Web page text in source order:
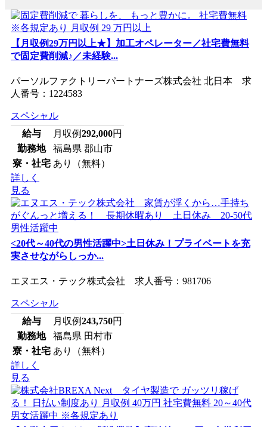
【月収例29万円以上★】加工オペレーター／社宅費無料
で固定費削減♪／未経験...
パーソルファクトリーパートナーズ株式会社 北日本 求
人番号：1224583
スペシャル
給与
月収例292,000円
勤務地
福島県 郡山市
寮・社宅 あり（無料）
詳しく
見る
<20代～40代の男性活躍中>土日休み！プライベートを充
実させながらしっか...
エヌエス・テック株式会社 求人番号：981706
スペシャル
給与
月収例243,750円
勤務地
福島県 田村市
寮・社宅 あり（無料）
詳しく
見る